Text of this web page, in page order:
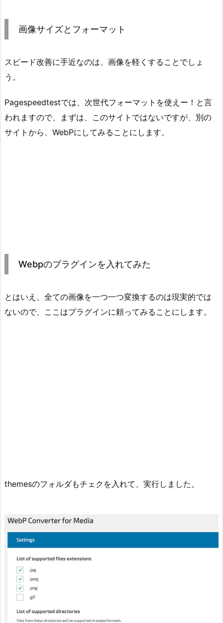
画像サイズとフォーマット
スピード改善に手近なのは、画像を軽くすることでしょ
う。
Pagespeedtestでは、次世代フォーマットを使えー！と言
われますので、まずは、このサイトではないですが、別の
サイトから、WebPにしてみることにします。
Webpのプラグインを入れてみた
とはいえ、全ての画像を一つ一つ変換するのは現実的では
ないので、ここはプラグインに頼ってみることにします。
themesのフォルダもチェクを入れて、実行しました。